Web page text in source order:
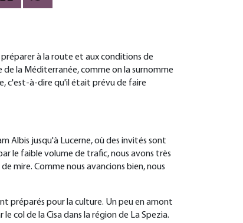
à la route et aux conditions de
la Méditerranée, comme on la surnomme
c'est-à-dire qu'il était prévu de faire
Albis jusqu'à Lucerne, où des invités sont
le faible volume de trafic, nous avons très
mire. Comme nous avancions bien, nous
préparés pour la culture. Un peu en amont
col de la Cisa dans la région de La Spezia.